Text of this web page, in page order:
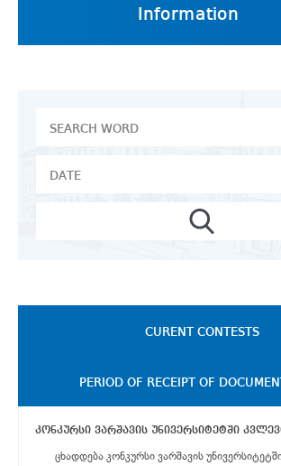
Information
CURENT CONTESTS
PERIOD OF RECEIPT OF
ცხადდება კონკურსი ვარშავის